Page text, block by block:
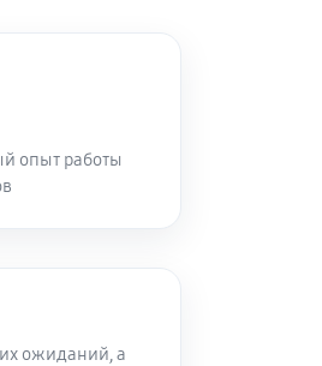
опыт работы
ожиданий, а